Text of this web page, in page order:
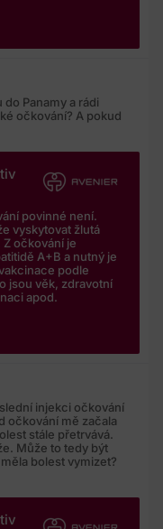
Panamy a rádi
očkování? A pokud
povinné není.
vyskytovat žlutá
očkování je
A+B a nutný je
podle
jsou věk, zdravotní
apod.
injekci očkování
očkování mě začala
stále přetrvává.
Může to tedy být
bolest vymizet?